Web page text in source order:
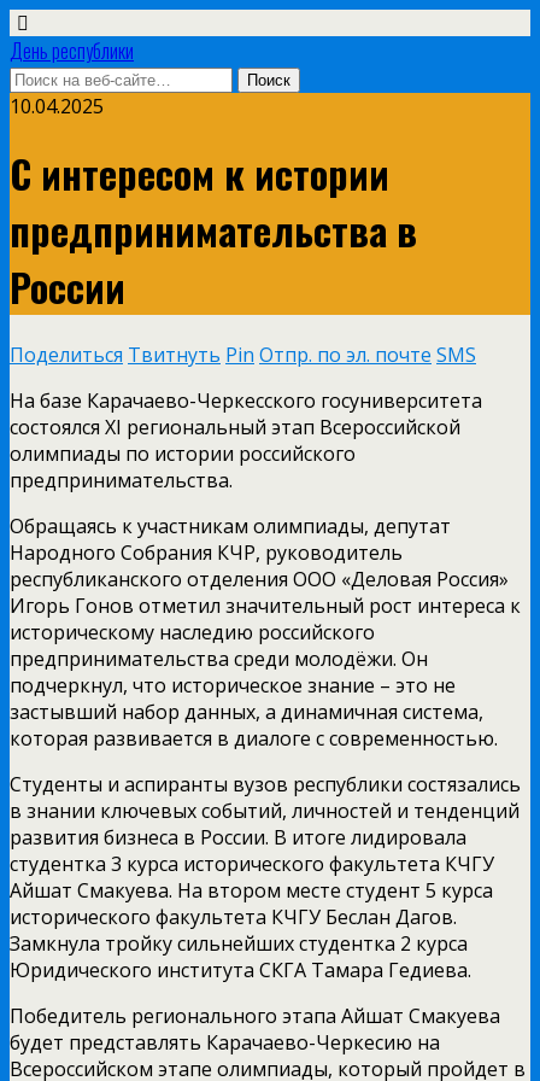
День республики
10.04.2025
С интересом к истории
предпринимательства в
России
Поделиться Твитнуть Pin Отпр. по эл. почте SMS
На базе Карачаево-Черкесского госуниверситета
состоялся XI региональный этап Всероссийской
олимпиады по истории российского
предпринимательства.
Обращаясь к участникам олимпиады, депутат
Народного Собрания КЧР, руководитель
республиканского отделения ООО «Деловая Россия»
Игорь Гонов отметил значительный рост интереса к
историческому наследию российского
предпринимательства среди молодёжи. Он
подчеркнул, что историческое знание – это не
застывший набор данных, а динамичная система,
которая развивается в диалоге с современностью.
Студенты и аспиранты вузов республики состязались
в знании ключевых событий, личностей и тенденций
развития бизнеса в России. В итоге лидировала
студентка 3 курса исторического факультета КЧГУ
Айшат Смакуева. На втором месте студент 5 курса
исторического факультета КЧГУ Беслан Дагов.
Замкнула тройку сильнейших студентка 2 курса
Юридического института СКГА Тамара Гедиева.
Победитель регионального этапа Айшат Смакуева
будет представлять Карачаево-Черкесию на
Всероссийском этапе олимпиады, который пройдет в